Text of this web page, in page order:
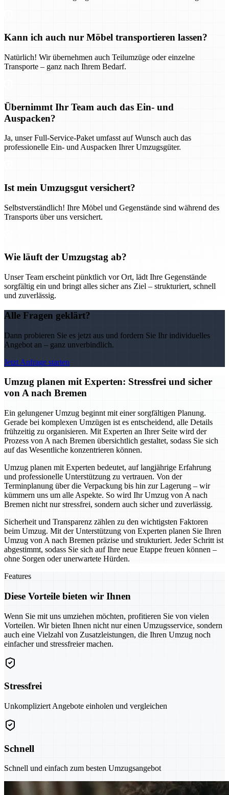
Kann ich auch nur Möbel transportieren lassen?
Natürlich! Wir übernehmen auch Teilumzüge oder einzelne
Transporte – ganz nach Ihrem Bedarf.
Übernimmt Ihr Team auch das Ein- und
Auspacken?
Ja, unser Full-Service-Paket umfasst auf Wunsch auch das
professionelle Ein- und Auspacken Ihrer Umzugsgüter.
Ist mein Umzugsgut versichert?
Selbstverständlich! Ihre Möbel und Gegenstände sind während des
Transports über uns versichert.
Wie läuft der Umzugstag ab?
Unser Team erscheint pünktlich vor Ort, lädt Ihre Gegenstände
sorgfältig ein und bringt alles sicher ans Ziel – strukturiert, schnell
und zuverlässig.
Alle Fragen geklärt?
Dann probieren Sie es jetzt aus und fordern Sie Ihr individuelles
Angebot an – ganz unverbindlich.
Jetzt Anfrage starten
Umzug planen mit Experten: Stressfrei und sicher
von A nach Bremen
Ein gelungener Umzug beginnt mit einer sorgfältigen Planung.
Gerade bei komplexen Umzügen ist es entscheidend, alle Details
frühzeitig zu organisieren. Mit Experten an Ihrer Seite wird der
Prozess von A nach Bremen übersichtlich gestaltet, sodass Sie sich
auf das Wesentliche konzentrieren können.
Umzug planen mit Experten bedeutet, auf langjährige Erfahrung
und professionelle Unterstützung zu vertrauen. Von der
Terminplanung über die Verpackung bis hin zur Lagerung – wir
kümmern uns um alle Aspekte. So wird Ihr Umzug von A nach
Bremen nicht nur stressfrei, sondern auch sicher und zuverlässig.
Sicherheit und Transparenz zählen zu den wichtigsten Faktoren
beim Umzug. Mit der Unterstützung von Experten planen Sie Ihren
Umzug von A nach Bremen präzise und strukturiert. Jeder Schritt ist
abgestimmt, sodass Sie sich auf Ihre neue Etappe freuen können –
ohne Sorgen oder unerwartete Hürden.
Features
Diese Vorteile bieten wir Ihnen
Wenn Sie mit uns umziehen möchten, profitieren Sie von vielen
Vorteilen. Wir bieten Ihnen nicht nur einen Umzugsservice, sondern
auch eine Vielzahl von Zusatzleistungen, die Ihren Umzug noch
einfacher und stressfreier machen.
Stressfrei
Unkompliziert Angebote einholen und vergleichen
Schnell
Schnell und einfach zum besten Umzugsangebot